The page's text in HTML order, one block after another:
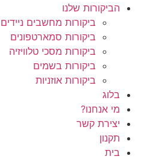
הביקורות שלנו
ביקורות מחשבים ניידים
ביקורות סמארטפונים
ביקורות מסכי טלוויזיה
ביקורות בשמים
ביקורות אוזניות
בלוג
מי אנחנו?
יצירת קשר
תקנון
בית